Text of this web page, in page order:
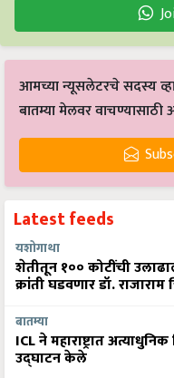
आमच्या न्यूसलेटरचे सदस्य
बातम्या मेलवर
Latest feeds
यशोगाथा
शेतीतून १०० कोटींची
क्रांती घडवणार डॉ. राजाराम
बातम्या
ICL ने महाराष्ट्रात
उद्घाटन केले